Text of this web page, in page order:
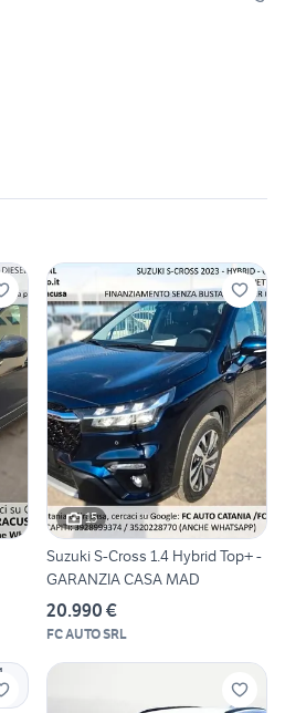
15
Suzuki S-Cross 1.4 Hybrid Top+ -
GARANZIA CASA MAD
20.990 €
FC AUTO SRL